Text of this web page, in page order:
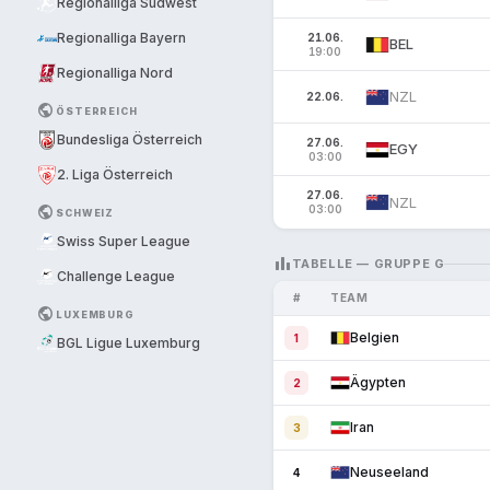
Regionalliga Bayern
Regionalliga Nord
PUBLIC ÖSTERREICH
Bundesliga Österreich
2. Liga Österreich
PUBLIC SCHWEIZ
Swiss Super League
Challenge League
PUBLIC LUXEMBURG
BGL Ligue Luxemburg
21.06.
19:00
BEL
22.06. NZL
27.06.
03:00
EGY
27.06.
03:00
NZL
LEADERBOARD TABELLE — GRUPPE G
# TEAM
1 Belgien
2 Ägypten
3 Iran
4 Neuseeland